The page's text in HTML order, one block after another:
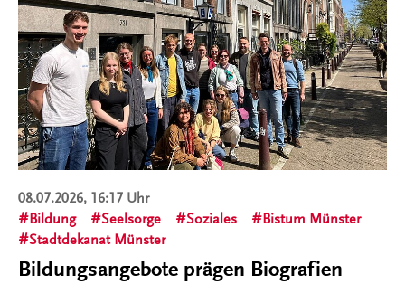
08.07.2026, 16:17 Uhr
Bildung
Seelsorge Soziales
Bistum Münster
Stadtdekanat Münster
Bildungsangebote prägen Biografien